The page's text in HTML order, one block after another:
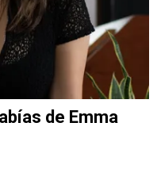
de Emma